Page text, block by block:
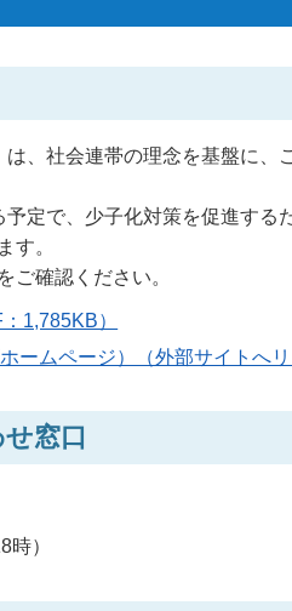
、社会連帯の理念を基盤に、
定で、少子化対策を促進する
す。
ご確認ください。
1,785KB）
ームページ）（外部サイトへ
窓口
）